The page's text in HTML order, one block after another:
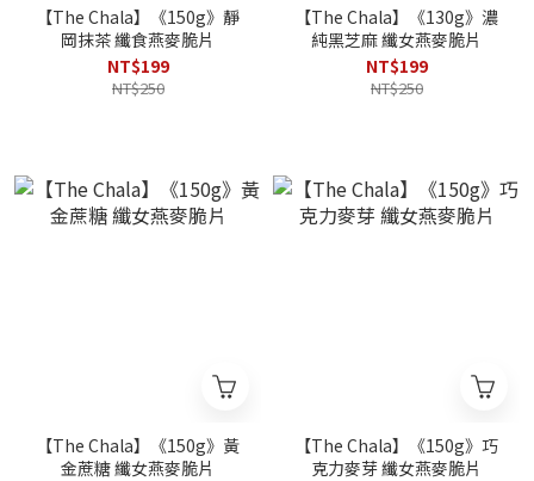
【The Chala】《150g》靜
岡抹茶 纖食燕麥脆片
NT$199
NT$250
【The Chala】《130g》濃
純黑芝麻 纖女燕麥脆片
NT$199
NT$250
【The Chala】《150g》黃
金蔗糖 纖女燕麥脆片
【The Chala】《150g》巧
克力麥芽 纖女燕麥脆片